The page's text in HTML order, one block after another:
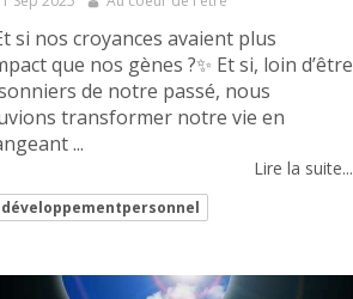
si nos croyances avaient plus
que nos gènes ?✨ Et si, loin d’être
de notre passé, nous
transformer notre vie en
...
Lire la suite...
développementpersonnel